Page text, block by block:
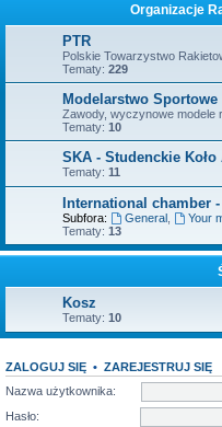
Organizacje
PTR
Polskie Towarzystwo
Tematy: 229
Modelarstwo Sportowe
Zawody, wyczynowe modele
Tematy: 10
SKA - Studenckie
Tematy: 11
International chamber
Subfora: General,
Your
Tematy: 13
Kosz
Tematy: 10
ZALOGUJ SIĘ • ZAREJESTRUJ SIĘ
Nazwa użytkownika:
Hasło: